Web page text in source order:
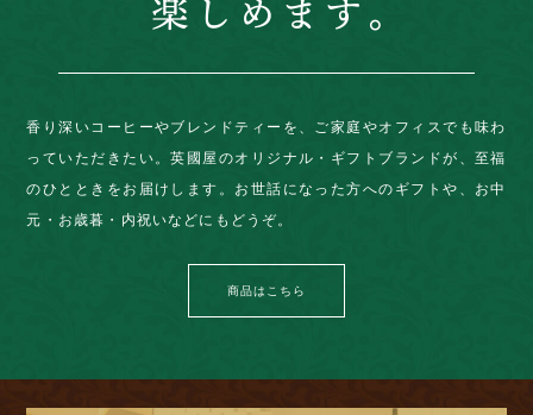
香り深いコーヒーやブレンドティーを、ご家庭やオフィスでも味わ
っていただきたい。英國屋のオリジナル・ギフトブランドが、至福
のひとときをお届けします。お世話になった方へのギフトや、お中
元・お歳暮・内祝いなどにもどうぞ。
商品はこちら